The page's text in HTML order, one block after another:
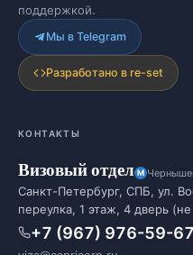
поддержкой.
Мы в Telegram
Разработано в re-set
КОНТАКТЫ
Визовый отдел
Санкт-Петербург, СПБ, ул.
переулка, 1 этаж, 4 дверь
+7 (967) 976-59-67